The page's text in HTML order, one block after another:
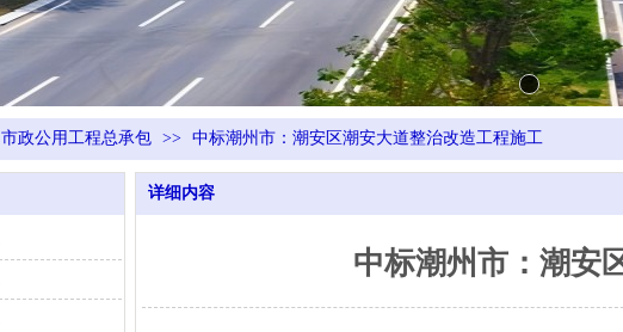
市政公用工程总承包 >> 中标潮州市：潮安区潮安大道整治改造工程施工
详细内容
中标潮州市：潮安